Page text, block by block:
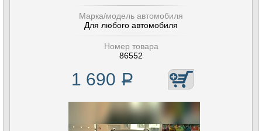
Марка/модель автомобиля
Для любого автомобиля
Номер товара
86552
1 690 Р